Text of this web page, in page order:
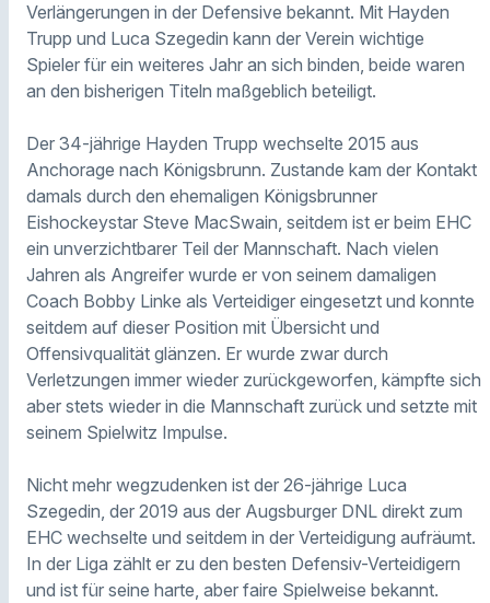
Verlängerungen in der Defensive bekannt. Mit Hayden
Trupp und Luca Szegedin kann der Verein wichtige
Spieler für ein weiteres Jahr an sich binden, beide waren
an den bisherigen Titeln maßgeblich beteiligt.
Der 34-jährige Hayden Trupp wechselte 2015 aus
Anchorage nach Königsbrunn. Zustande kam der Kontakt
damals durch den ehemaligen Königsbrunner
Eishockeystar Steve MacSwain, seitdem ist er beim EHC
ein unverzichtbarer Teil der Mannschaft. Nach vielen
Jahren als Angreifer wurde er von seinem damaligen
Coach Bobby Linke als Verteidiger eingesetzt und konnte
seitdem auf dieser Position mit Übersicht und
Offensivqualität glänzen. Er wurde zwar durch
Verletzungen immer wieder zurückgeworfen, kämpfte sich
aber stets wieder in die Mannschaft zurück und setzte mit
seinem Spielwitz Impulse.
Nicht mehr wegzudenken ist der 26-jährige Luca
Szegedin, der 2019 aus der Augsburger DNL direkt zum
EHC wechselte und seitdem in der Verteidigung aufräumt.
In der Liga zählt er zu den besten Defensiv-Verteidigern
und ist für seine harte, aber faire Spielweise bekannt.